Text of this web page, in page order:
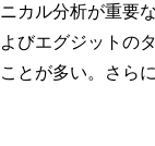
カル分析が重要
びエグジットの
とが多い。さら